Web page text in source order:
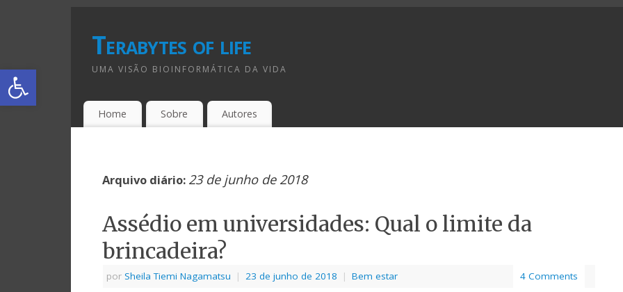
Abrir a barra de ferramentas
Terabytes of life
UMA VISÃO BIOINFORMÁTICA DA VIDA
Home Sobre Autores
Arquivo diário: 23 de junho de 2018
Assédio em universidades: Qual o limite da
brincadeira?
por Sheila Tiemi Nagamatsu | 23 de junho de 2018 | Bem estar 4 Comments